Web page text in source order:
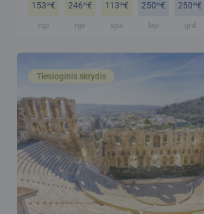
15399€
rgp
24699€
rgs
11399€
spa
25099€
lap
25099€
grd
Tiesioginis skrydis